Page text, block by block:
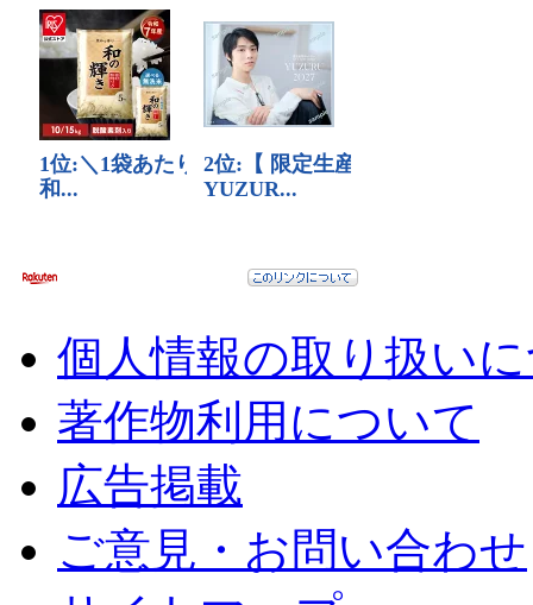
個人情報の取り扱い
著作物利用について
広告掲載
ご意見・お問い合わせ